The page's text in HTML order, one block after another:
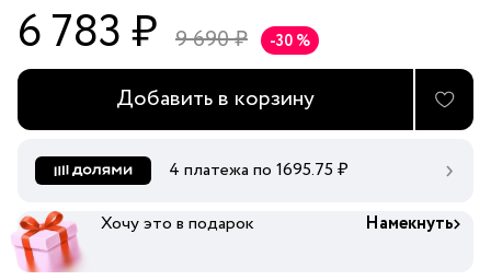
6 783 ₽ 9 690 ₽ -30 %
Добавить в корзину
4 платежа по 1695.75 ₽
Хочу это в подарок Намекнуть